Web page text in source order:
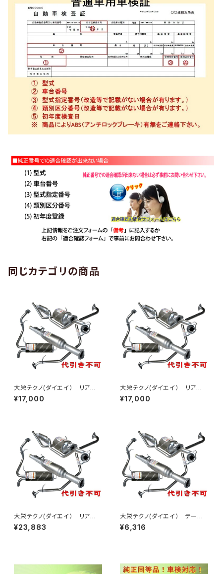
同じカテゴリの商品
大栄テクノ(ダイエイ） リア
マフラー MDH-9299SUS ハ
イゼット S200V/W/S210V/W
¥17,000
大栄テクノ(ダイエイ） リア
マフラー MDH-9299SUS アト
レー S220V/G / S230V/G 個
¥17,000
大栄テクノ(ダイエイ） リア
マフラー MDH-9707SPT タン
ト L350S 個人宅NG
¥23,883
大栄テクノ(ダイエイ） テール
パイプ MDH-9414TP ムーブ
L900S/L910S 個人宅NG
¥6,316